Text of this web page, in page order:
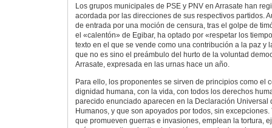
Los grupos municipales de PSE y PNV en Arrasate han
acordada por las direcciones de sus respectivos partidos.
de entrada por una moción de censura, tras el golpe de
el «calentón» de Egibar, ha optado por «respetar los
texto en el que se vende como una contribución a la paz y
que no es sino el preámbulo del hurto de la voluntad
Arrasate, expresada en las urnas hace un año.
Para ello, los proponentes se sirven de principios como el
dignidad humana, con la vida, con todos los derechos
parecido enunciado aparecen en la Declaración Universal
Humanos, y que son apoyados por todos, sin
que promueven guerras e invasiones, emplean la tortura,